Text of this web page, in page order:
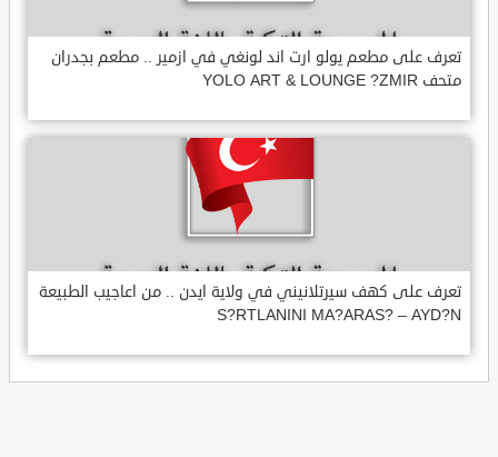
تعرف على مطعم يولو ارت اند لونغي في ازمير .. مطعم بجدران
متحف YOLO ART & LOUNGE ?ZMIR
تعرف على كهف سيرتلانيني في ولاية ايدن .. من اعاجيب الطبيعة
S?RTLANINI MA?ARAS? – AYD?N